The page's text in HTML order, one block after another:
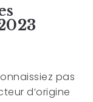
pas
d’origine